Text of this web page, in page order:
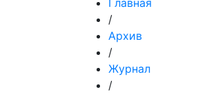
Главная
/
Архив
/
Журнал
/